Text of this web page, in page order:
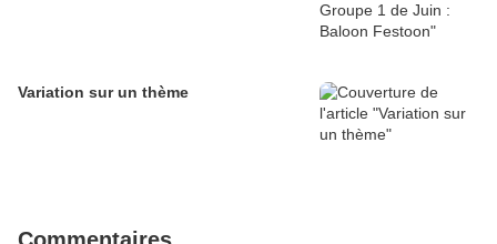
Variation sur un thème